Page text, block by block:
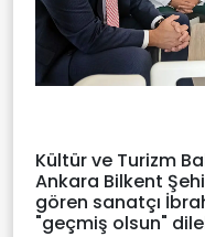
Kültür ve Turizm
Ankara Bilkent
gören sanatçı
"geçmiş olsun"